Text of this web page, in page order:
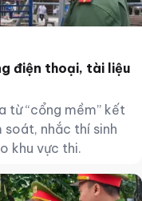
điện thoại, tài liệu
từ “cổng mềm” kết
nhắc thí sinh
khu vực thi.